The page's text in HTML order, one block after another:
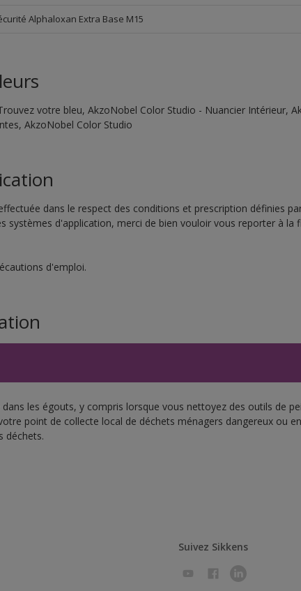
Alphaloxan Extra Base M15
votre bleu, AkzoNobel Color Studio - Nuancier Intérieur,
AkzoNobel Color Studio
dans le respect des conditions et prescription définies
systèmes d'application, merci de bien vouloir vous reporter à la
d'emploi.
les égouts, y compris lorsque vous nettoyez des outils de
point de collecte local de déchets ménagers dangereux ou
déchets.
Suivez Sikkens